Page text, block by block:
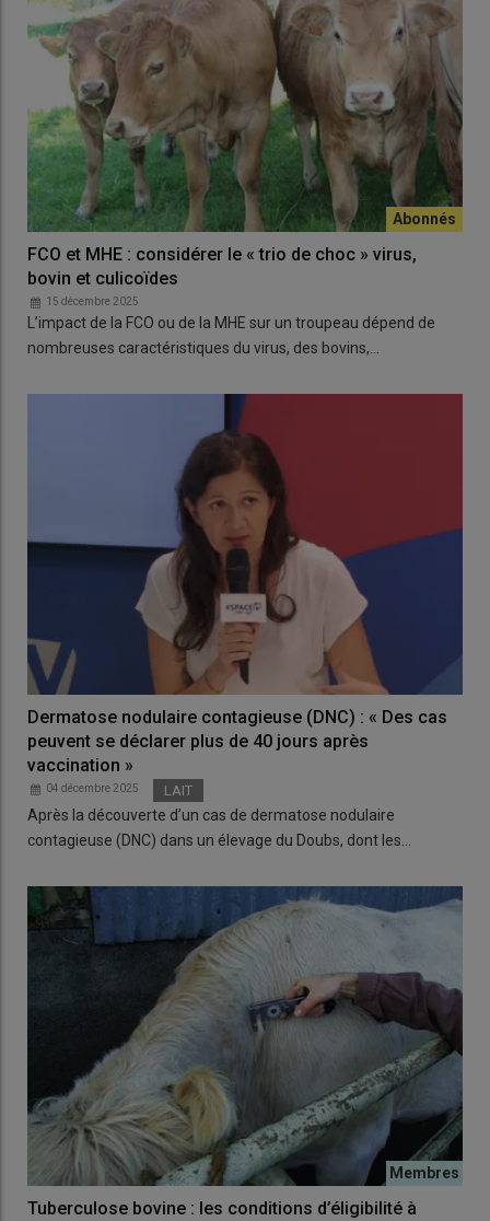
FCO et MHE : considérer le « trio de choc » virus,
bovin et culicoïdes
15 décembre 2025
L’impact de la FCO ou de la MHE sur un troupeau dépend de
nombreuses caractéristiques du virus, des bovins,…
Dermatose nodulaire contagieuse (DNC) : « Des cas
peuvent se déclarer plus de 40 jours après
vaccination »
04 décembre 2025 LAIT
Après la découverte d’un cas de dermatose nodulaire
contagieuse (DNC) dans un élevage du Doubs, dont les…
Tuberculose bovine : les conditions d’éligibilité à